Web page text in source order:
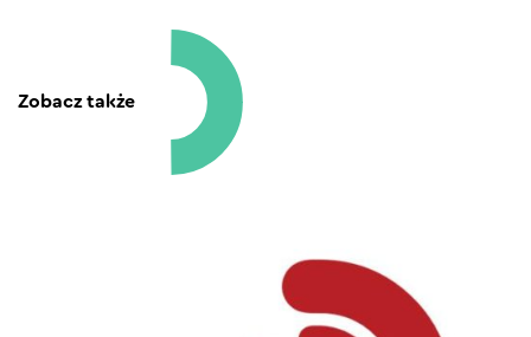
Zobacz także